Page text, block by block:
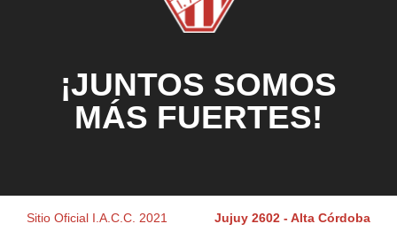
¡JUNTOS SOMOS
MÁS FUERTES!
Sitio Oficial I.A.C.C. 2021 Jujuy 2602 - Alta Córdoba